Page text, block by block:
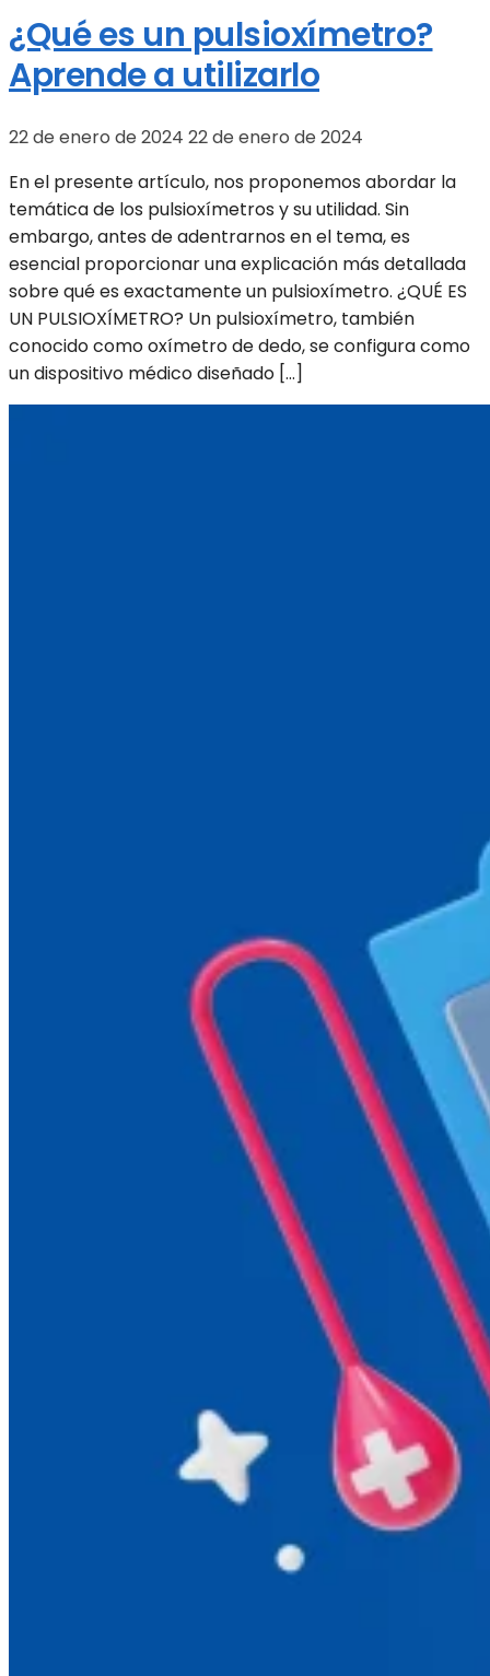
¿Qué es un pulsioxímetro?
Aprende a utilizarlo
22 de enero de 2024 22 de enero de 2024
En el presente artículo, nos proponemos abordar la
temática de los pulsioxímetros y su utilidad. Sin
embargo, antes de adentrarnos en el tema, es
esencial proporcionar una explicación más detallada
sobre qué es exactamente un pulsioxímetro. ¿QUÉ ES
UN PULSIOXÍMETRO? Un pulsioxímetro, también
conocido como oxímetro de dedo, se configura como
un dispositivo médico diseñado […]